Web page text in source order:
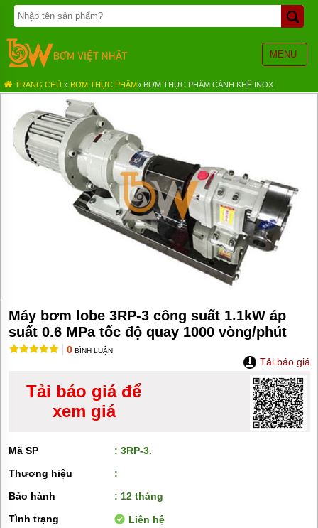
MENU
TRANG
CHỦ
BƠM
BÁNH
HÓA
CHẤT
BƠM
MÀNG
MÁY
BƠM
BÙN
TĂNG
VÍT
BƠM
PHẨM
TRANG CHỦ » BƠM THỰC PHẨM» BƠM THỰC PHẨM CÁNH KHẾ INOX
Máy bơm lobe 3RP-3 công suất 1.1kW áp
suất 0.6 MPa tốc độ quay 1000 vòng/phút
0 BÌNH LUẬN
Tải báo giá
Tải báo giá để
xem giá
Mã SP
: 3RP-3.
Thương hiệu
:
Bảo hành
: 12 tháng
Tình trạng
Liên hệ